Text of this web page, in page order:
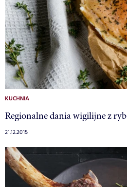
KUCHNIA
Regionalne dania wigilijne z ryb
21.12.2015